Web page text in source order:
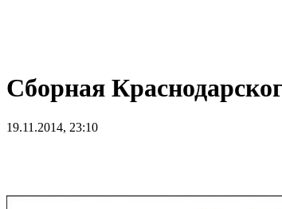
Сборная
19.11.2014, 23:10